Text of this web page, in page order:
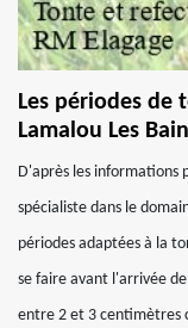
Les périodes de
Lamalou Les
D'après les informations
spécialiste dans le
périodes adaptées à la
se faire avant l'arrivée
entre 2 et 3 centimètres